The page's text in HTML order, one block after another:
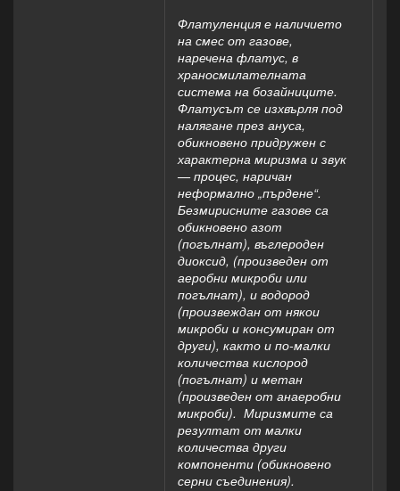
Флатуленция е наличието
на смес от газове,
наречена флатус, в
храносмилателната
система на бозайниците.
Флатусът се изхвърля под
налягане през ануса,
обикновено придружен с
характерна миризма и звук
— процес, наричан
неформално „пърдене“.
Безмирисните газове са
обикновено азот
(погълнат), въглероден
диоксид, (произведен от
аеробни микроби или
погълнат), и водород
(произвеждан от някои
микроби и консумиран от
други), както и по-малки
количества кислород
(погълнат) и метан
(произведен от анаеробни
микроби). Миризмите са
резултат от малки
количества други
компоненти (обикновено
серни съединения).